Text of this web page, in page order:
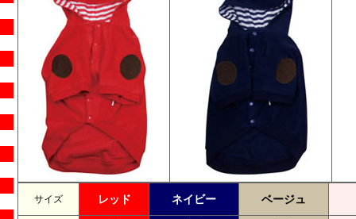
サイズ レッド ネイビー ベージュ